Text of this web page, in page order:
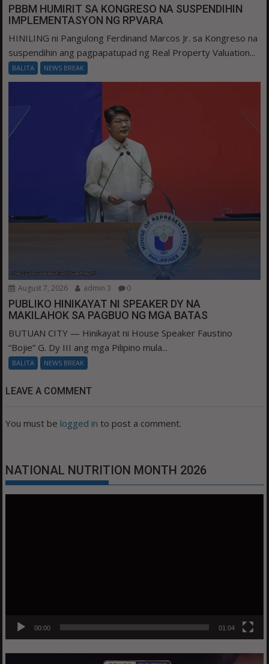
PBBM HUMIRIT SA KONGRESO NA SUSPENDIHIN
IMPLEMENTASYON NG RPVARA
HINILING ni Pangulong Ferdinand Marcos Jr. sa Kongreso na
suspendihin ang pagpapatupad ng Real Property Valuation...
BALITA NEWS BREAK
August 7, 2026 admin 3 0
PUBLIKO HINIKAYAT NI SPEAKER DY NA
MAKILAHOK SA PAGBUO NG MGA BATAS
BUTUAN CITY — Hinikayat ni House Speaker Faustino
“Bojie” G. Dy III ang mga Pilipino mula...
BALITA NEWS BREAK
LEAVE A COMMENT
You must be logged in to post a comment.
NATIONAL NUTRITION MONTH 2026
00:00 01:04